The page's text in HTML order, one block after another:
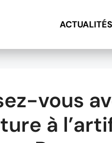
ACTUALITÉS
vous
à